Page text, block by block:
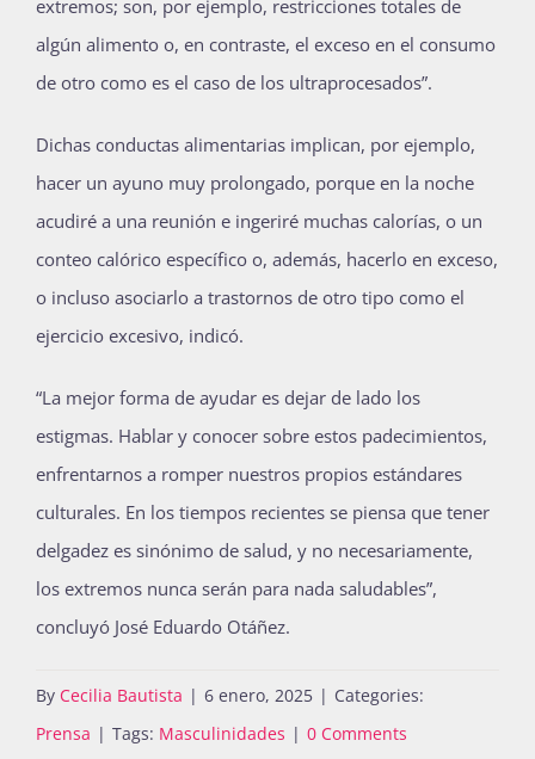
extremos; son, por ejemplo, restricciones totales de
algún alimento o, en contraste, el exceso en el consumo
de otro como es el caso de los ultraprocesados”.
Dichas conductas alimentarias implican, por ejemplo,
hacer un ayuno muy prolongado, porque en la noche
acudiré a una reunión e ingeriré muchas calorías, o un
conteo calórico específico o, además, hacerlo en exceso,
o incluso asociarlo a trastornos de otro tipo como el
ejercicio excesivo, indicó.
“La mejor forma de ayudar es dejar de lado los
estigmas. Hablar y conocer sobre estos padecimientos,
enfrentarnos a romper nuestros propios estándares
culturales. En los tiempos recientes se piensa que tener
delgadez es sinónimo de salud, y no necesariamente,
los extremos nunca serán para nada saludables”,
concluyó José Eduardo Otáñez.
By Cecilia Bautista | 6 enero, 2025 | Categories:
Prensa | Tags: Masculinidades | 0 Comments